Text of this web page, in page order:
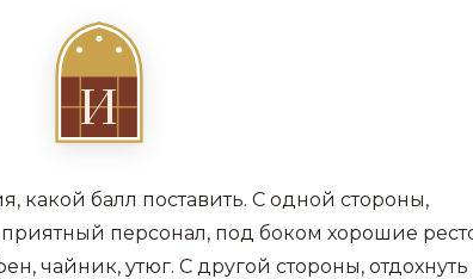
И
какой балл поставить. С одной стороны,
персонал, под боком хорошие
чайник, утюг. С другой стороны, отдохнуть